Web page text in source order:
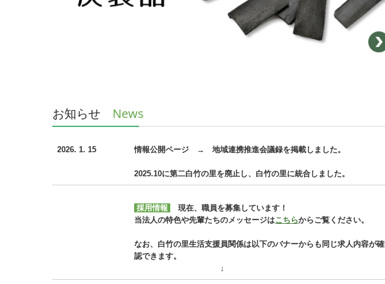
お知らせ News
2026. 1. 15 情報公開ページ → 地域連携推進会議録を掲載しました。
2025.10に第二白竹の里を廃止し、白竹の里に統合しました。
採用情報 現在、職員を募集しています！
当法人の特色や先輩たちのメッセージはこちらからご覧ください。
なお、白竹の里生活支援員関係は以下のバナーからも同じ求人内容が確
認できます。
↓